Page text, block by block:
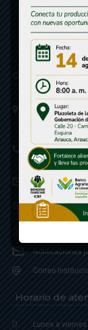
Contáctenos
Calle 20 -
Código postal
Linea de
Linea
Enlaces
Notificaciones
Correo
Horario de
Lunes a viernes